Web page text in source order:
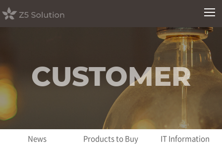
CUSTOMER
News Products to Buy
IT Information